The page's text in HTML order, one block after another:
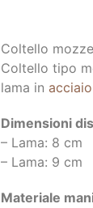
Coltello
Coltello tipo
lama in
Dimensioni
– Lama: 8 cm
– Lama: 9 cm
Materiale